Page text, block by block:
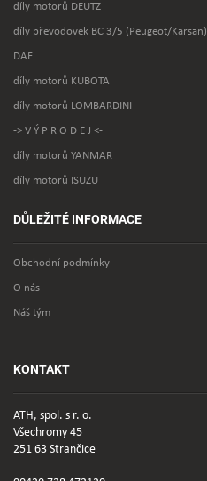
díly motorů DEUTZ
díly převodovek BC 3/5 (Peugeot/Karsan)
DAF
díly motorů KUBOTA
díly motorů LOMBARDINI
-> V Ý P R O D E J <-
díly motorů YANMAR
díly motorů ISUZU
DŮLEŽITÉ INFORMACE
Obchodní podmínky
O nás
Náš tým
KONTAKT
ATH, spol. s r. o.
Všechromy 45
251 63 Strančice